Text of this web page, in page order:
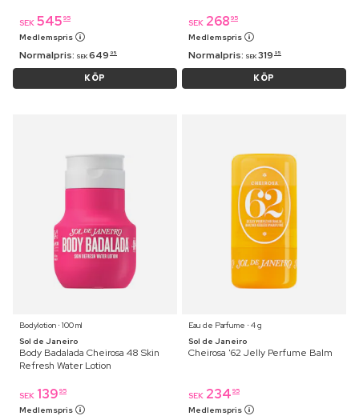
SEK 545 95
Medlemspris
Normalpris: SEK 649 95
KÖP
SEK 268 95
Medlemspris
Normalpris: SEK 319 95
KÖP
Bodylotion ⋅ 100 ml
Sol de Janeiro
Body Badalada Cheirosa 48 Skin
Refresh Water Lotion
SEK 139 95
Medlemspris
Eau de Parfume ⋅ 4 g
Sol de Janeiro
Cheirosa '62 Jelly Perfume Balm
SEK 234 95
Medlemspris